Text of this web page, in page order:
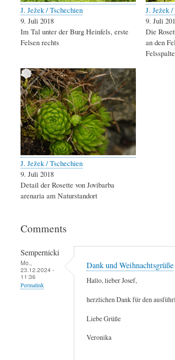
J. Ježek / Tschechien
9. Juli 2018
Im Tal unter der Burg Heinfels, erste
Felsen rechts
J. Ježek
9. Juli
Die
an den
J. Ježek / Tschechien
9. Juli 2018
Detail der Rosette von Jovibarba
arenaria am Naturstandort
Comments
Sempernicki
Mo.,
23.12.2024 -
11:36
Permalink
Dank und Weihnachtsgrüße
Hallo, lieber Josef,
herzlichen Dank für den
Liebe Grüße
Veronika